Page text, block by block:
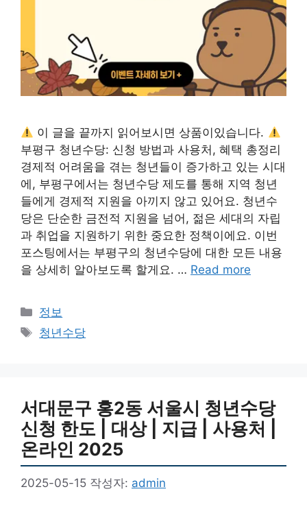
이 글을 끝까지 읽어보시면 상품이있습니다.
부평구 청년수당: 신청 방법과 사용처, 혜택 총정리
경제적 어려움을 겪는 청년들이 증가하고 있는 시대
에, 부평구에서는 청년수당 제도를 통해 지역 청년
들에게 경제적 지원을 아끼지 않고 있어요. 청년수
당은 단순한 금전적 지원을 넘어, 젊은 세대의 자립
과 취업을 지원하기 위한 중요한 정책이에요. 이번
포스팅에서는 부평구의 청년수당에 대한 모든 내용
을 상세히 알아보도록 할게요. … Read more
카
테
정보
태
청년수당
서대문구 홍2동 서울시 청년수당
신청 한도 | 대상 | 지급 | 사용처 |
온라인 2025
2025-05-15 작성자: admin